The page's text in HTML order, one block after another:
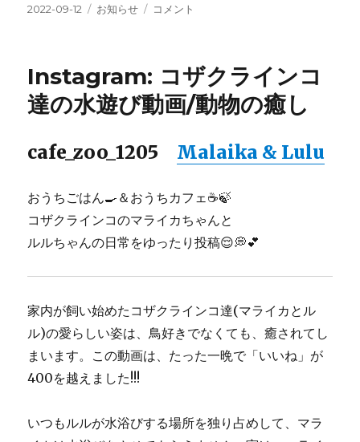
投
2022-09-12
カ
ー
お知らせ
Info：
更
新
が
定
期
な
て
い
す
コメント
Instagram: コザクラインコ
達の水遊び動画/動物の癒し
cafe_zoo_1205 Malaika & Lulu
おうちごはん🍳＆おうちカフェ☕️🍃
コザクラインコのマライカちゃんと
ルルちゃんの日常をゆったり投稿😌💭💕
家内が飼い始めたコザクラインコ達(マライカとル
ル)の愛らしい姿は、鳥好きでなくても、癒されてし
まいます。この動画は、たった一晩で「いいね」が
400を越えました!!!
いつもルルが水浴びする場所を独り占めして、マラ